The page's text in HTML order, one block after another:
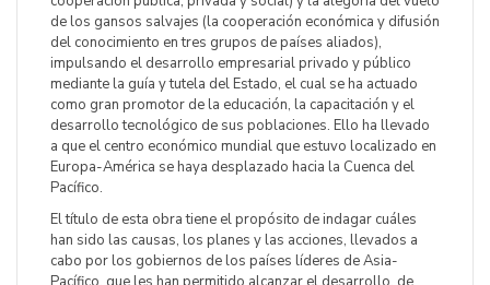
de los gansos salvajes (la cooperación económica y difusión
del conocimiento en tres grupos de países aliados),
impulsando el desarrollo empresarial privado y público
mediante la guía y tutela del Estado, el cual se ha actuado
como gran promotor de la educación, la capacitación y el
desarrollo tecnológico de sus poblaciones. Ello ha llevado
a que el centro económico mundial que estuvo localizado en
Europa-América se haya desplazado hacia la Cuenca del
Pacífico.
El título de esta obra tiene el propósito de indagar cuáles
han sido las causas, los planes y las acciones, llevados a
cabo por los gobiernos de los países líderes de Asia-